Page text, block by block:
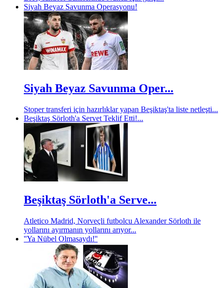
Siyah Beyaz Savunma Operasyonu!
Siyah Beyaz Savunma Oper...
Stoper transferi için hazırlıklar yapan Beşiktaş'ta liste netleşti...
Beşiktaş Sörloth'a Servet Teklif Etti!...
Beşiktaş Sörloth'a Serve...
Atletico Madrid, Norveçli futbolcu Alexander Sörloth ile
yollarını ayırmanın yollarını arıyor...
''Ya Nübel Olmasaydı!''